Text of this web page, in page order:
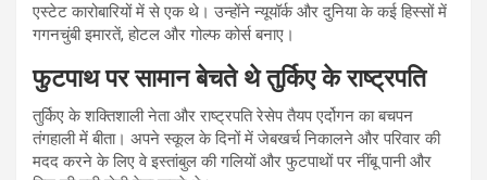
एस्टेट कारोबारियों में से एक थे। उन्होंने न्यूयॉर्क और दुनिया के कई हिस्सों में
गगनचुंबी इमारतें, होटल और गोल्फ कोर्स बनाए।
फुटपाथ पर सामान बेचते थे तुर्किए के राष्ट्रपति
तुर्किए के शक्तिशाली नेता और राष्ट्रपति रेसेप तैयप एर्दोगन का बचपन
तंगहाली में बीता। अपने स्कूल के दिनों में जेबखर्च निकालने और परिवार की
मदद करने के लिए वे इस्तांबुल की गलियों और फुटपाथों पर नींबू पानी और